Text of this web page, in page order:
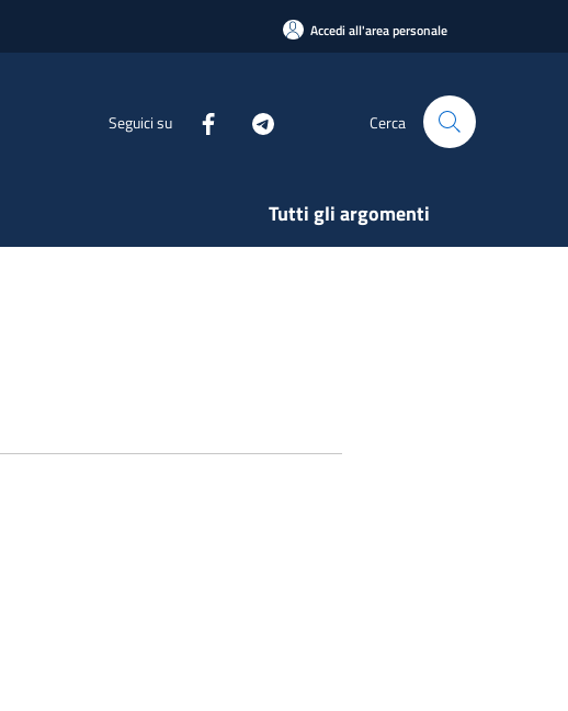
Accedi all'area personale
Seguici su Cerca
Tutti gli argomenti